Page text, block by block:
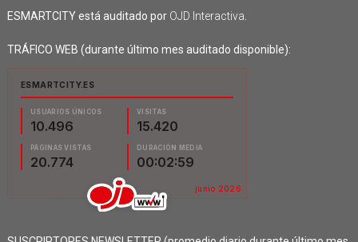
ESMARTCITY está auditado por OJD Interactiva
TRÁFICO WEB (durante último mes auditado disponible):